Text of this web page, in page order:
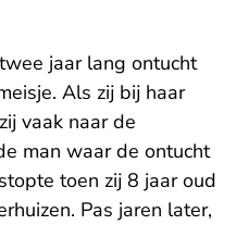
jaar lang ontucht
Als zij bij haar
vaak naar de
man waar de ontucht
toen zij 8 jaar oud
Pas jaren later,